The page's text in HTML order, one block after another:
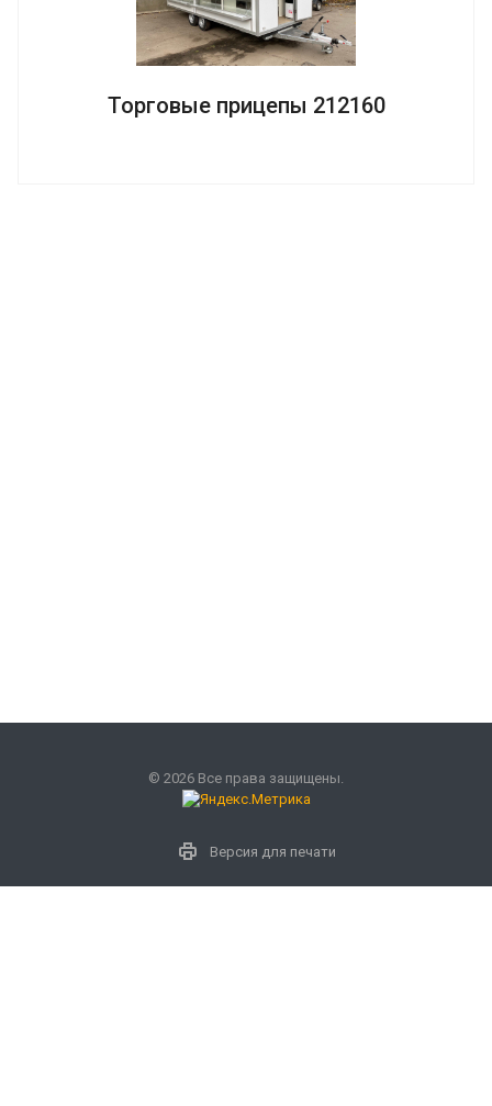
Торговые прицепы 212160
© 2026 Все права защищены.
Версия для печати
Наши контакты